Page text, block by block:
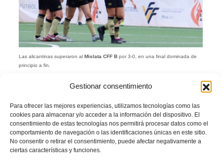
Gestionar consentimiento
Para ofrecer las mejores experiencias, utilizamos tecnologías como las
cookies para almacenar y/o acceder a la información del dispositivo. El
consentimiento de estas tecnologías nos permitirá procesar datos como el
comportamiento de navegación o las identificaciones únicas en este sitio.
No consentir o retirar el consentimiento, puede afectar negativamente a
ciertas características y funciones.
Las alicantinas superaron al Mislata CFF B por 3-0, en una final dominada de
principio a fin.